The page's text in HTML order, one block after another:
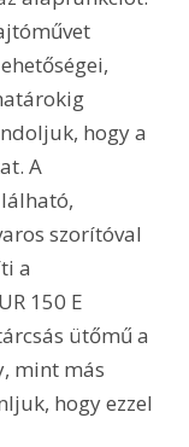
hogy a
A
szorítóval
a
150 E
ütőmű a
mint más
hogy ezzel